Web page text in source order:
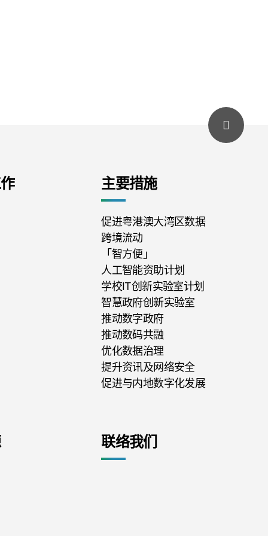
主要措施
促进粤港澳大湾区数据
跨境流动
「智方便」
人工智能资助计划
学校IT创新实验室计划
智慧政府创新实验室
推动数字政府
推动数码共融
优化数据治理
提升资讯及网络安全
促进与内地数字化发展
联络我们